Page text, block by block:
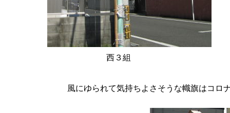
西３組
風にゆられて気持ちよさそうな幟旗はコロ